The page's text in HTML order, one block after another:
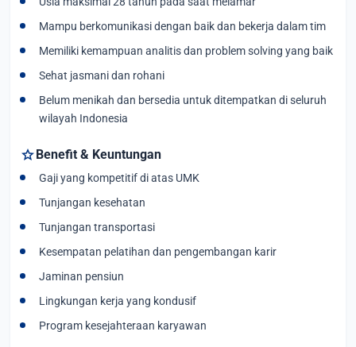
Mampu berkomunikasi dengan baik dan bekerja dalam tim
Memiliki kemampuan analitis dan problem solving yang baik
Sehat jasmani dan rohani
Belum menikah dan bersedia untuk ditempatkan di seluruh
wilayah Indonesia
starBenefit & Keuntungan
Gaji yang kompetitif di atas UMK
Tunjangan kesehatan
Tunjangan transportasi
Kesempatan pelatihan dan pengembangan karir
Jaminan pensiun
Lingkungan kerja yang kondusif
Program kesejahteraan karyawan